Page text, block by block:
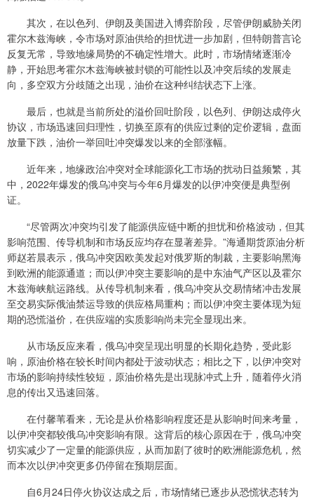
其次，在以色列、伊朗及美国进入博弈阶段，尽管伊朗威胁关闭
霍尔木兹海峡，令市场对原油供给的担忧进一步加剧，但特朗普言论
反复无常，导致地缘局势的不确定性增大。此时，市场情绪逐渐冷
静，开始思考霍尔木兹海峡被封锁的可能性以及冲突后续的发展走
向，多空双方分歧随之出现，油价在这种纠结状态下上涨。
最后，也就是当前所处的溢价回吐阶段，以色列、伊朗达成停火
协议，市场迅速回归理性，切换至原有的供应过剩的定价逻辑，盘面
放量下跌，油价一举回吐冲突爆发以来的全部涨幅。
近年来，地缘政治冲突对全球能源化工市场的扰动日益频繁，其
中，2022年爆发的俄乌冲突与今年6月爆发的以伊冲突便是典型例
证。
“尽管两次冲突均引发了能源供应链中断的担忧和价格波动，但其
影响范围、传导机制和市场反应均存在显著差异。”海通期货原油分析
师赵若晨表示，俄乌冲突因欧美发起对俄罗斯的制裁，主要影响黑海
到欧洲的能源通道；而以伊冲突主要影响的是中东油气产区以及霍尔
木兹海峡航运路线。从传导机制来看，俄乌冲突从交易情绪冲击发展
至交易实际俄油禁运导致的供应格局重构；而以伊冲突主要体现为短
期的恐慌溢价，在供应端的实质影响尚未完全显现出来。
从市场反应来看，俄乌冲突呈现出明显的长期化趋势，受此影
响，原油价格在较长时间内都处于波动状态；相比之下，以伊冲突对
市场的影响持续性较短，原油价格先是出现脉冲式上升，随着停火消
息的传出又迅速回落。
在付馨苇看来，无论是从价格影响程度还是从影响时间来考量，
以伊冲突都较俄乌冲突影响有限。这背后的核心原因在于，俄乌冲突
切实减少了一定量的能源供应，从而加剧了彼时的欧洲能源危机，然
而本次以伊冲突更多仍停留在预期层面。
自6月24日停火协议达成之后，市场情绪已逐步从恐慌状态转为